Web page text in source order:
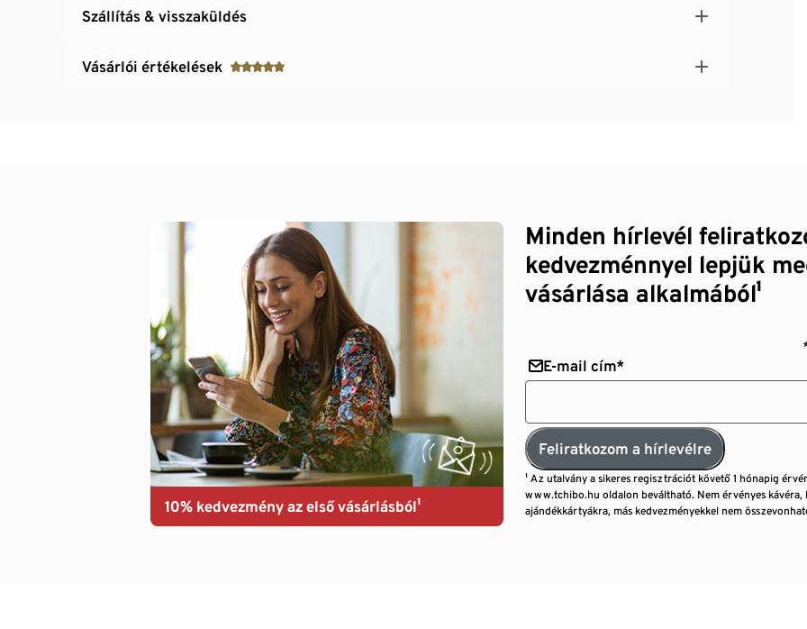
Szállítás & visszaküldés
Vásárlói értékelések
10% kedvezmény az első vásárlásból¹
Minden hírlevél
kedvezménnyel lepjük
vásárlása alkalmából¹
E-mail cím*
Feliratkozom a hírlevélre
¹ Az utalvány a sikeres regisztrációt követő 1 hónapig
www.tchibo.hu oldalon beváltható. Nem érvényes kávéra,
ajándékkártyákra, más kedvezményekkel nem